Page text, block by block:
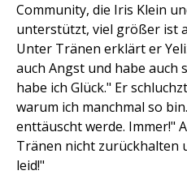
Community, die Iris Klein
unterstützt, viel größer ist
Unter Tränen erklärt er
auch Angst und habe auch
habe ich Glück." Er
warum ich manchmal so
enttäuscht werde. Immer!"
Tränen nicht zurückhalten
leid!"